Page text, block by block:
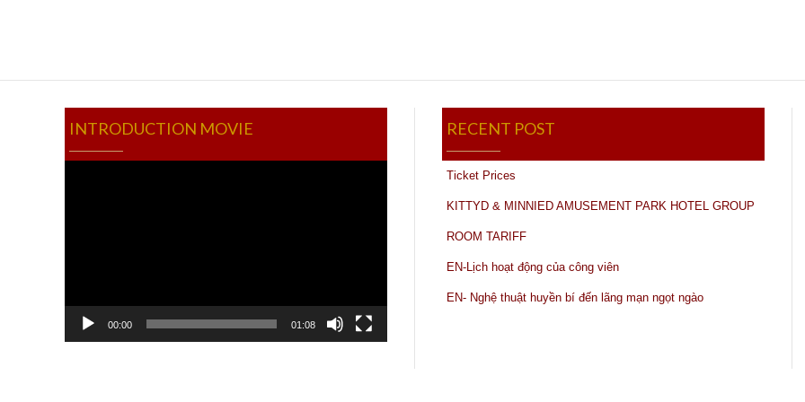
INTRODUCTION MOVIE
00:00 01:08
RECENT POST
Ticket Prices
KITTYD & MINNIED AMUSEMENT PARK HOTEL GROUP
ROOM TARIFF
EN-Lịch hoạt động của công viên
EN- Nghệ thuật huyền bí đến lãng mạn ngọt ngào